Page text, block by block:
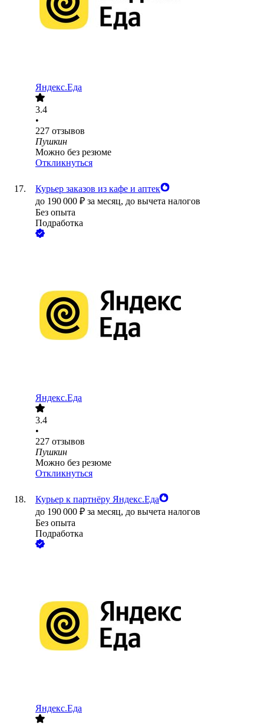
Яндекс.Еда
3.4
•
227 отзывов
Пушкин
Можно без резюме
Откликнуться
Курьер заказов из кафе и аптек
до 190 000 ₽ за месяц, до вычета налогов
Без опыта
Подработка
Яндекс.Еда
3.4
•
227 отзывов
Пушкин
Можно без резюме
Откликнуться
Курьер к партнёру Яндекс.Еда
до 190 000 ₽ за месяц, до вычета налогов
Без опыта
Подработка
Яндекс.Еда